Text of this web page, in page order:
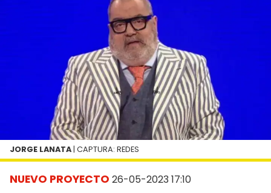
NUEVO PROYECTO 26-05-2023 17:10
JORGE LANATA | CAPTURA: REDES